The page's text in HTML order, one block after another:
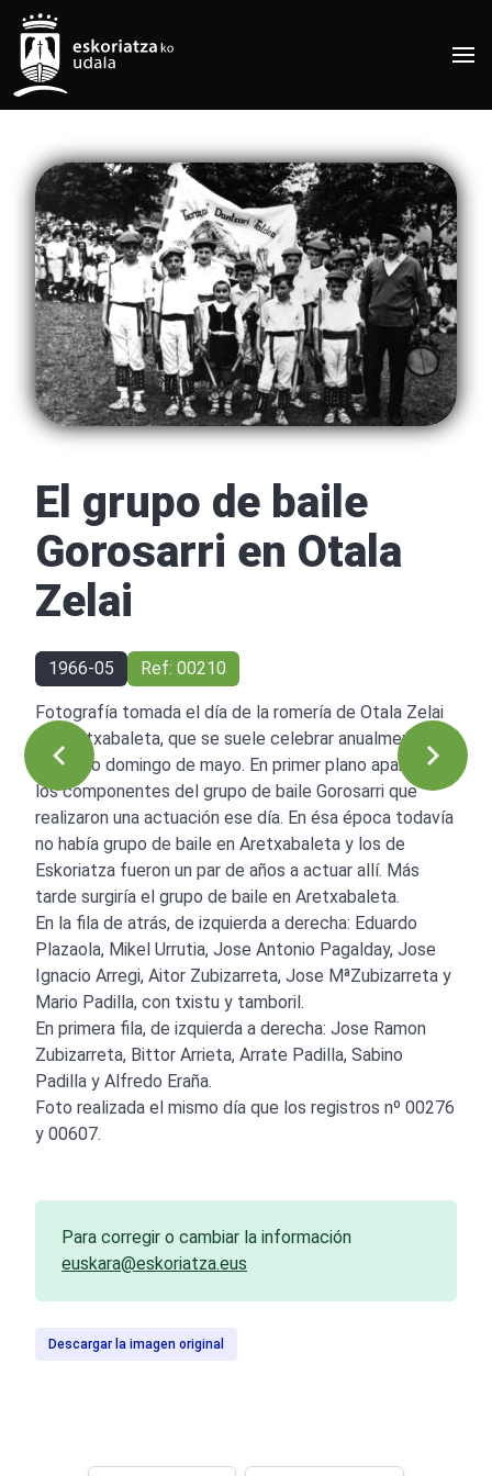
El grupo de baile
Gorosarri en Otala
Zelai
1966-05 Ref: 00210
Fotografía tomada el día de la romería de Otala Zelai
de Aretxabaleta, que se suele celebrar anualmente el
segundo domingo de mayo. En primer plano aparecen
los componentes del grupo de baile Gorosarri que
realizaron una actuación ese día. En ésa época todavía
no había grupo de baile en Aretxabaleta y los de
Eskoriatza fueron un par de años a actuar allí. Más
tarde surgiría el grupo de baile en Aretxabaleta.
En la fila de atrás, de izquierda a derecha: Eduardo
Plazaola, Mikel Urrutia, Jose Antonio Pagalday, Jose
Ignacio Arregi, Aitor Zubizarreta, Jose MªZubizarreta y
Mario Padilla, con txistu y tamboril.
En primera fila, de izquierda a derecha: Jose Ramon
Zubizarreta, Bittor Arrieta, Arrate Padilla, Sabino
Padilla y Alfredo Eraña.
Foto realizada el mismo día que los registros nº 00276
y 00607.
Para corregir o cambiar la información
euskara@eskoriatza.eus
Descargar la imagen original